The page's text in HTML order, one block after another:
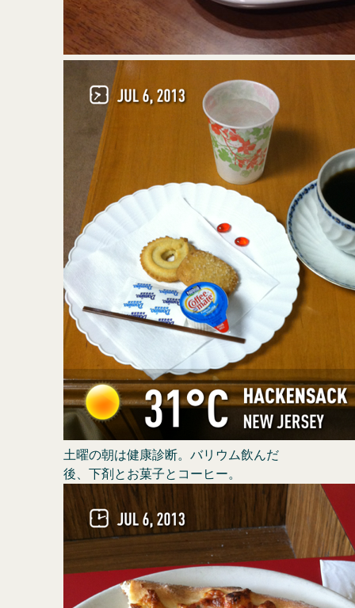
土曜の朝は健康診断。バリウム飲んだ
後、下剤とお菓子とコーヒー。